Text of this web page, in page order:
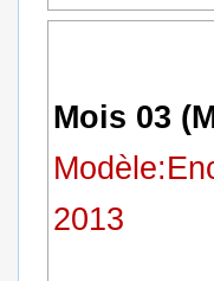
Mois 03
2013